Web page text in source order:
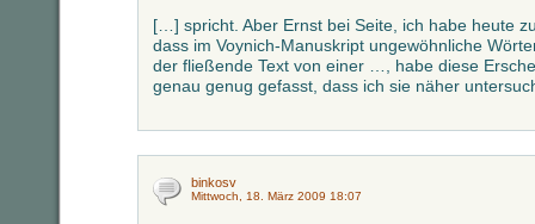
[…] spricht. Aber Ernst bei Seite, ich habe heute
dass im Voynich-Manuskript ungewöhnliche
der fließende Text von einer …, habe diese
genau genug gefasst, dass ich sie näher
binkosv
Mittwoch, 18. März 2009 18:07